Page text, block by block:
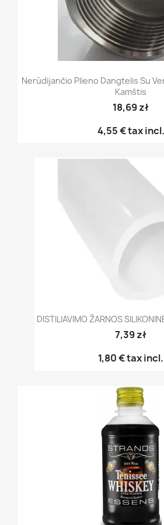
Nerūdijančio Plieno Dangtelis Su
Kamštis
18,69 zł
4,55 €tax incl.
DISTILIAVIMO ŽARNOS
7,39 zł
1,80 €tax incl.